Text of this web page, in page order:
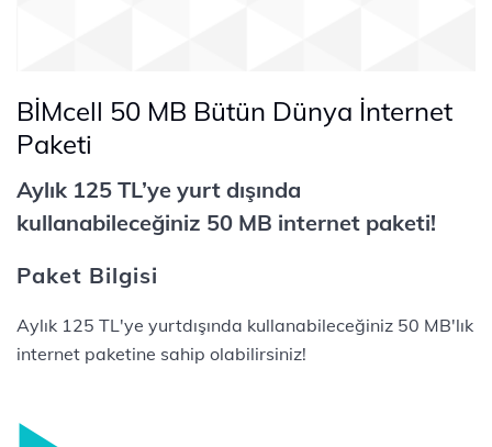
BİMcell 50 MB Bütün Dünya İnternet
Paketi
Aylık 125 TL’ye yurt dışında
kullanabileceğiniz 50 MB internet paketi!
Paket Bilgisi
Aylık 125 TL'ye yurtdışında kullanabileceğiniz 50 MB'lık
internet paketine sahip olabilirsiniz!